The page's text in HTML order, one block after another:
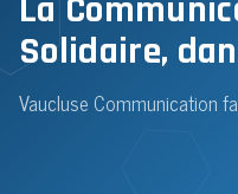
La
Solidaire,
Vaucluse Communication